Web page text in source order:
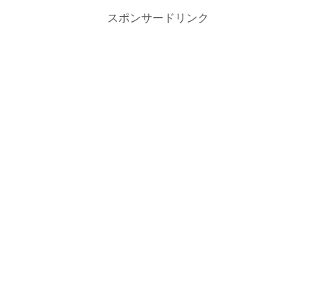
スポンサードリンク